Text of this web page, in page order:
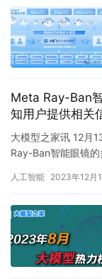
Meta Ray-Ban
知用户提供相关
大模型之家讯 12月
Ray-Ban智能眼镜
人工智能 2023年12月